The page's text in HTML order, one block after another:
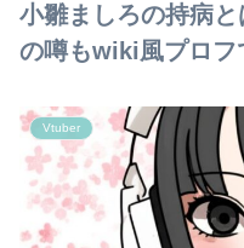
小雛ましろの持病
の噂もwiki風プロフ
Vtuber